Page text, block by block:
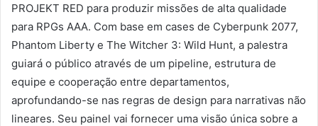
PROJEKT RED para produzir missões de alta qualidade
para RPGs AAA. Com base em cases de Cyberpunk 2077,
Phantom Liberty e The Witcher 3: Wild Hunt, a palestra
guiará o público através de um pipeline, estrutura de
equipe e cooperação entre departamentos,
aprofundando-se nas regras de design para narrativas não
lineares. Seu painel vai fornecer uma visão única sobre a